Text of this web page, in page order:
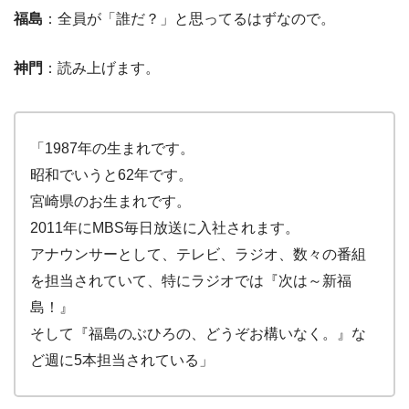
福島 ：全員が「誰だ？」と思ってるはずなので。
神門 ：読み上げます。
「1987年の生まれです。
昭和でいうと62年です。
宮崎県のお生まれです。
2011年にMBS毎日放送に入社されます。
アナウンサーとして、テレビ、ラジオ、数々の番組
を担当されていて、特にラジオでは『次は～新福
島！』
そして『福島のぶひろの、どうぞお構いなく。』な
ど週に5本担当されている」